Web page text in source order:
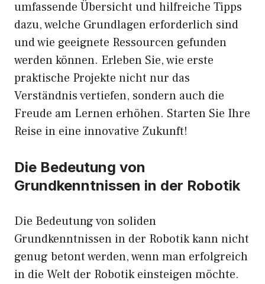
umfassende Übersicht und hilfreiche Tipps
dazu, welche Grundlagen erforderlich sind
und wie geeignete Ressourcen gefunden
werden können. Erleben Sie, wie erste
praktische Projekte nicht nur das
Verständnis vertiefen, sondern auch die
Freude am Lernen erhöhen. Starten Sie Ihre
Reise in eine innovative Zukunft!
Die Bedeutung von
Grundkenntnissen in der Robotik
Die Bedeutung von soliden
Grundkenntnissen in der Robotik kann nicht
genug betont werden, wenn man erfolgreich
in die Welt der Robotik einsteigen möchte.